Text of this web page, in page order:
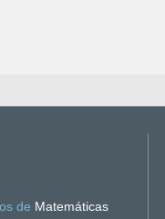
de Matemáticas